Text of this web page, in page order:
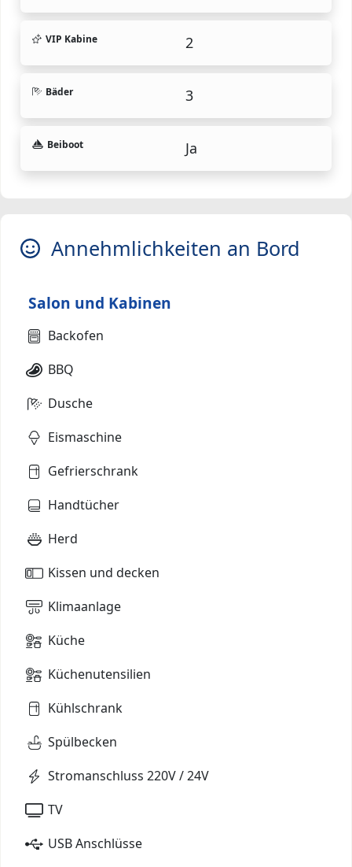
VIP Kabine 2
Bäder 3
Beiboot Ja
Annehmlichkeiten an Bord
Salon und Kabinen
Backofen
BBQ
Dusche
Eismaschine
Gefrierschrank
Handtücher
Herd
Kissen und decken
Klimaanlage
Küche
Küchenutensilien
Kühlschrank
Spülbecken
Stromanschluss 220V / 24V
TV
USB Anschlüsse